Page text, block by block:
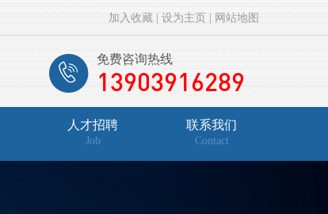
加入收藏 设为主页 网站地图
免费咨询热线
13903916289
人才招聘
Job
联系我们
Contact